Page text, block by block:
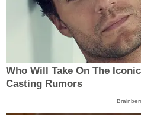
Who Will Take On The
Casting Rumors